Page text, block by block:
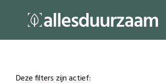
Filters
Deze filters zijn actief: